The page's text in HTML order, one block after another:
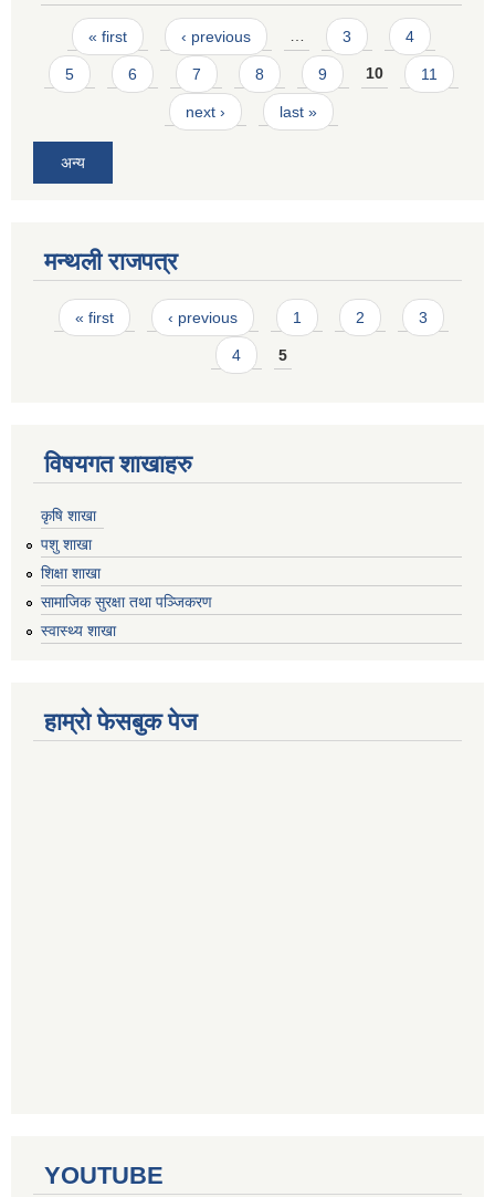
Pages
« first ‹ previous … 3 4
5 6 7 8 9 10 11
next › last »
अन्य
मन्थली राजपत्र
Pages
« first ‹ previous 1 2 3
4 5
विषयगत शाखाहरु
कृषि शाखा
पशु शाखा
शिक्षा शाखा
सामाजिक सुरक्षा तथा पञ्जिकरण
स्वास्थ्य शाखा
हाम्रो फेसबुक पेज
YOUTUBE